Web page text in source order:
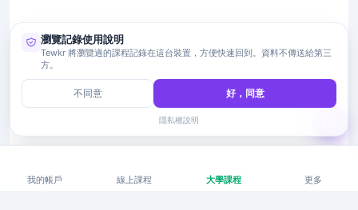
我的帳戶 線上課程 大學課程 更多
瀏覽記錄使用說明
Tewkr 將瀏覽過的課程記錄在這台裝置，方便快速回到。資料不傳送給第三
方。
不同意 好，同意
隱私權說明